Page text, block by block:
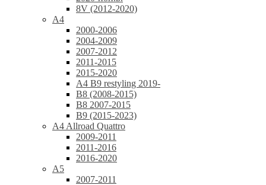
8V (2012-2020)
A4
2000-2006
2004-2009
2007-2012
2011-2015
2015-2020
A4 B9 restyling 2019-
B8 (2008-2015)
B8 2007-2015
B9 (2015-2023)
A4 Allroad Quattro
2009-2011
2011-2016
2016-2020
A5
2007-2011